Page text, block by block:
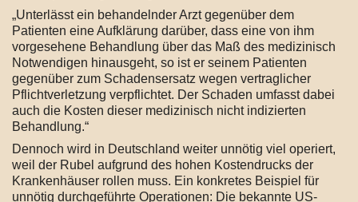
„Unterlässt ein behandelnder Arzt gegenüber dem
Patienten eine Aufklärung darüber, dass eine von ihm
vorgesehene Behandlung über das Maß des medizinisch
Notwendigen hinausgeht, so ist er seinem Patienten
gegenüber zum Schadensersatz wegen vertraglicher
Pflichtverletzung verpflichtet. Der Schaden umfasst dabei
auch die Kosten dieser medizinisch nicht indizierten
Behandlung.“
Dennoch wird in Deutschland weiter unnötig viel operiert,
weil der Rubel aufgrund des hohen Kostendrucks der
Krankenhäuser rollen muss. Ein konkretes Beispiel für
unnötig durchgeführte Operationen: Die bekannte US-